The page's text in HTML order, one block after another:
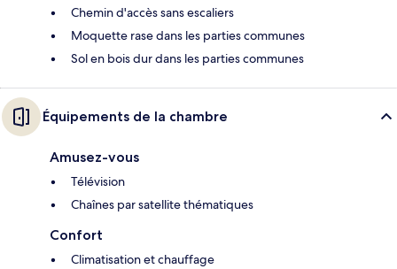
Chemin d'accès sans escaliers
Moquette rase dans les parties communes
Sol en bois dur dans les parties communes
Équipements de la chambre
Amusez-vous
Télévision
Chaînes par satellite thématiques
Confort
Climatisation et chauffage